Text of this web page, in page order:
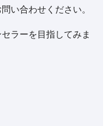
い合わせください。
ラーを目指してみま